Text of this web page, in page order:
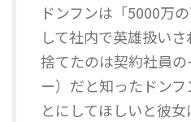
ドンフンは「5000万
して社内で英雄扱い
捨てたのは契約社員
ー）だと知ったドン
とにしてほしいと彼女